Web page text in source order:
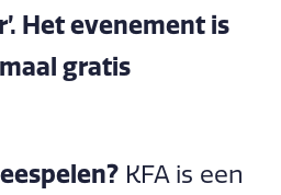
Het evenement is
gratis
KFA is een